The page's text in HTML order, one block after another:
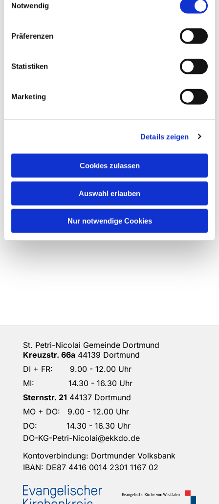
Notwendig
Präferenzen
Statistiken
Marketing
Details zeigen
Cookies zulassen
Auswahl erlauben
Nur notwendige Cookies
Dies könnte Sie auch
St. Petri-Nicolai Gemeinde Dortmund
Kreuzstr. 66a 44139 Dortmund
DI + FR: 9.00 - 12.00 Uhr
MI: 14.30 - 16.30 Uhr
Sternstr. 21 44137 Dortmund
MO + DO: 9.00 - 12.00 Uhr
DO: 14.30 - 16.30 Uhr
DO-KG-Petri-Nicolai@ekkdo.de
Kontoverbindung: Dortmunder Volksbank
IBAN: DE87 4416 0014 2301 1167 02